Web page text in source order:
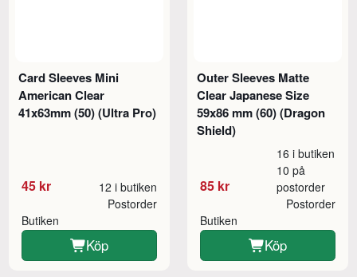
Card Sleeves Mini
American Clear
41x63mm (50) (Ultra Pro)
45 kr 12 i butiken
Butiken
Postorder
Köp
Outer Sleeves Matte
Clear Japanese Size
59x86 mm (60) (Dragon
Shield)
85 kr
16 i butiken
10 på
postorder
Butiken
Postorder
Köp